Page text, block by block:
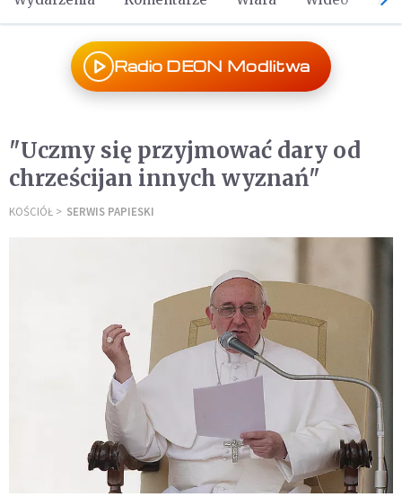
Radio DEON Modlitwa
"Uczmy się przyjmować dary od
chrześcijan innych wyznań"
KOŚCIÓŁ SERWIS PAPIESKI